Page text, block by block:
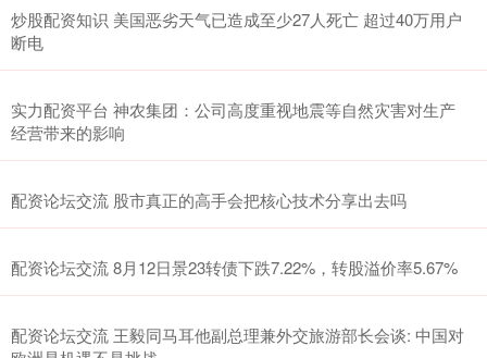
炒股配资知识 美国恶劣天气已造成至少27人死亡 超过40万用户
断电
实力配资平台 神农集团：公司高度重视地震等自然灾害对生产
经营带来的影响
配资论坛交流 股市真正的高手会把核心技术分享出去吗
配资论坛交流 8月12日景23转债下跌7.22%，转股溢价率5.67%
配资论坛交流 王毅同马耳他副总理兼外交旅游部长会谈: 中国对